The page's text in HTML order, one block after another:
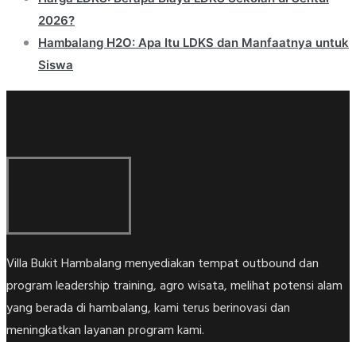
2026?
Hambalang H2O: Apa Itu LDKS dan Manfaatnya untuk
Siswa
Villa Bukit Hambalang menyediakan tempat outbound dan
program leadership training, agro wisata, melihat potensi alam
yang berada di hambalang, kami terus berinovasi dan
meningkatkan layanan program kami.